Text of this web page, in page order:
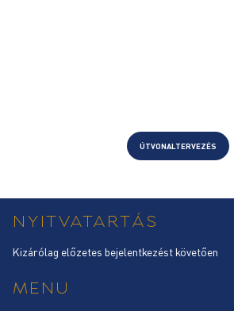
ÚTVONALTERVEZÉS
NYITVATARTÁS
Kizárólag előzetes bejelentkezést követően
MENU